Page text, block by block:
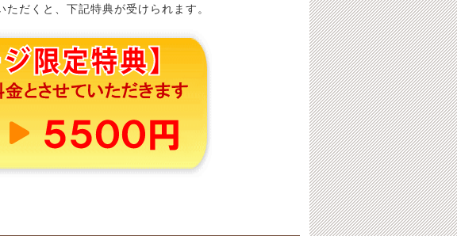
ただくと、下記特典が受けられます。